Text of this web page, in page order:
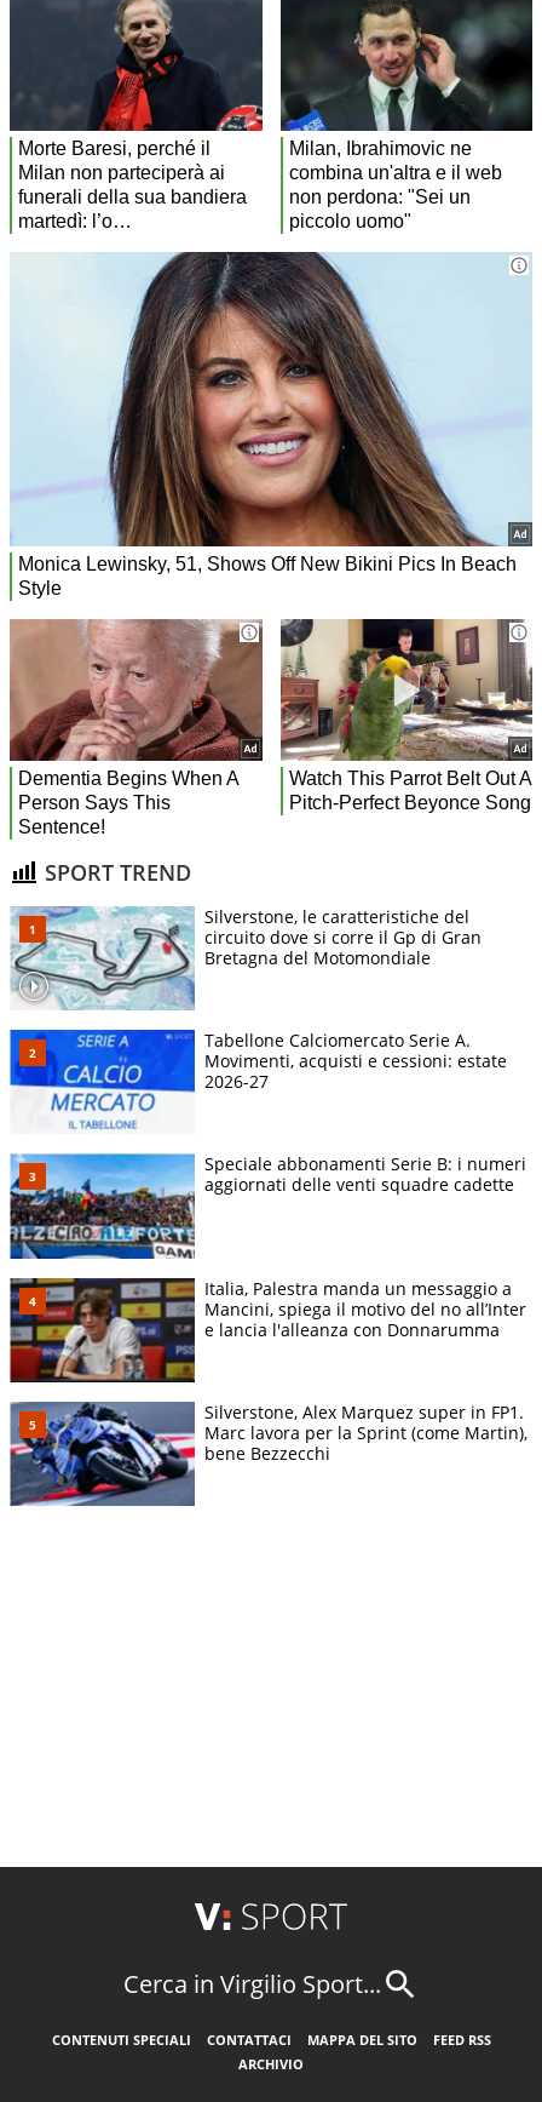
SPORT TREND
Silverstone, le caratteristiche del
circuito dove si corre il Gp di Gran
Bretagna del Motomondiale
Tabellone Calciomercato Serie A.
Movimenti, acquisti e cessioni: estate
2026-27
Speciale abbonamenti Serie B: i numeri
aggiornati delle venti squadre cadette
Italia, Palestra manda un messaggio a
Mancini, spiega il motivo del no all’Inter
e lancia l'alleanza con Donnarumma
Silverstone, Alex Marquez super in FP1.
Marc lavora per la Sprint (come Martin),
bene Bezzecchi
Cerca in Virgilio Sport...
CONTENUTI SPECIALI CONTATTACI MAPPA DEL SITO
FEED RSS
ARCHIVIO